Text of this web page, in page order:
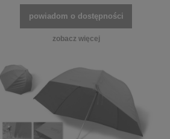
powiadom o dostępności
zobacz więcej